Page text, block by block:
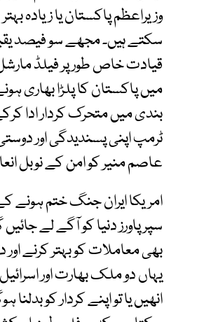
وزیراعظم پاکستان یا زیادہ
سکتے ہیں۔ مجھے سو فیصد
قیادت خاص طور پر فیلڈ
میں پاکستان کا پلڑا بھاری
بندی میں متحرک کردار ادا
ٹرمپ اپنی پسندیدگی اور
عاصم منیر کو امن کے نوبل
امریکا ایران جنگ ختم ہونے
سپر پاورز دنیا کو آگے لے
بھی معاملات کو بہتر کرنے
یہاں دو ملک بھارت اور
انھیں یا تو اپنے کردار کو